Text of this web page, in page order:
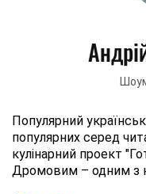
Популярний
популярних серед
кулінарний проект
Дромовим – одним з